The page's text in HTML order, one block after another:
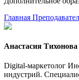
Главная
Анастасия Тихонова
Digital-маркетолог
индустрий.